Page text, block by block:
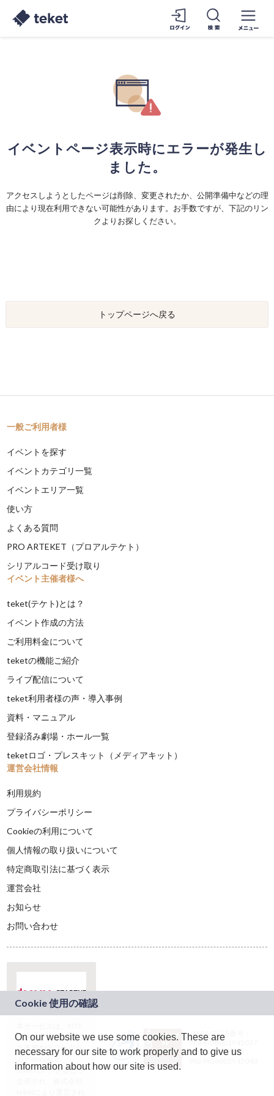
イベントページ表示時にエラーが発生し
ました。
アクセスしようとしたページは削除、変更されたか、公開準備中などの理
由により現在利用できない可能性があります。お手数ですが、下記のリン
クよりお探しください。
トップページへ戻る
一般ご利用者様
イベントを探す
イベントカテゴリ一覧
イベントエリア一覧
使い方
よくある質問
PRO ARTEKET（プロアルテケト）
シリアルコード受け取り
イベント主催者様へ
teket(テケト)とは？
イベント作成の方法
ご利用料金について
teketの機能ご紹介
ライブ配信について
teket利用者様の声・導入事例
資料・マニュアル
登録済み劇場・ホール一覧
teketロゴ・プレスキット（メディアキット）
運営会社情報
利用規約
プライバシーポリシー
Cookieの利用について
個人情報の取り扱いについて
特定商取引法に基づく表示
運営会社
お知らせ
お問い合わせ
ドコモグループの新
規事業創出プログラ
ム「docomo
STARTUP」を通じて
JASRAC許諾番号：
9024936001Y45037
JASRAC許諾番号：
On our website we use some cookies. These are
necessary for our site to work properly and to give us
information about how our site is used.